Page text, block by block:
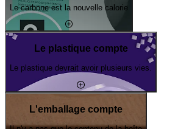
Le carbone est la nouvelle calorie
Le plastique compte
Le plastique devrait avoir plusieurs vies.
L'emballage compte